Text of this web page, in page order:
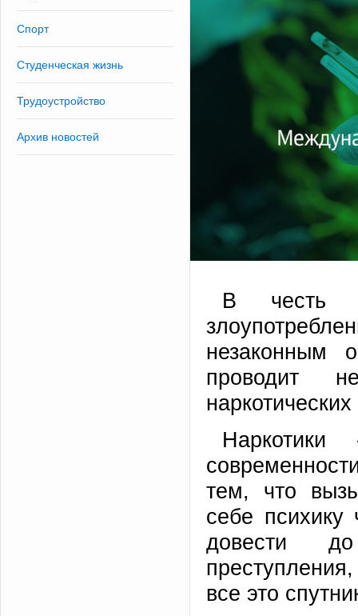
Спорт
Студенческая жизнь
Трудоустройство
Архив новостей
В честь
незаконным
проводит
тем, что
себе психику
довести
все это